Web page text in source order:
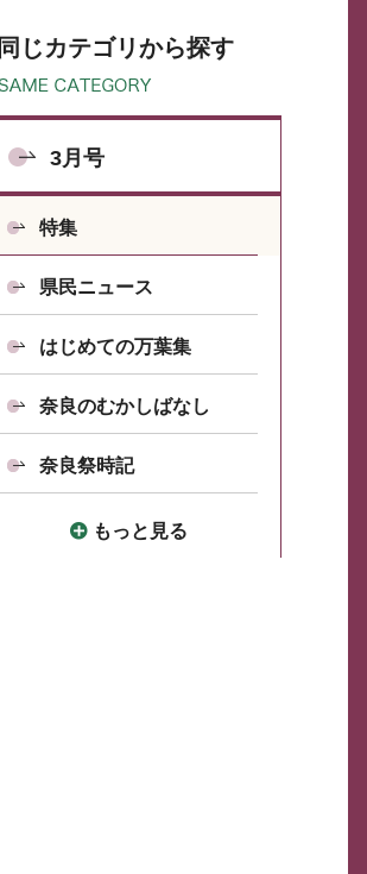
同じカテゴリから探す
3月号
特集
県民ニュース
はじめての万葉集
奈良のむかしばなし
奈良祭時記
もっと見る